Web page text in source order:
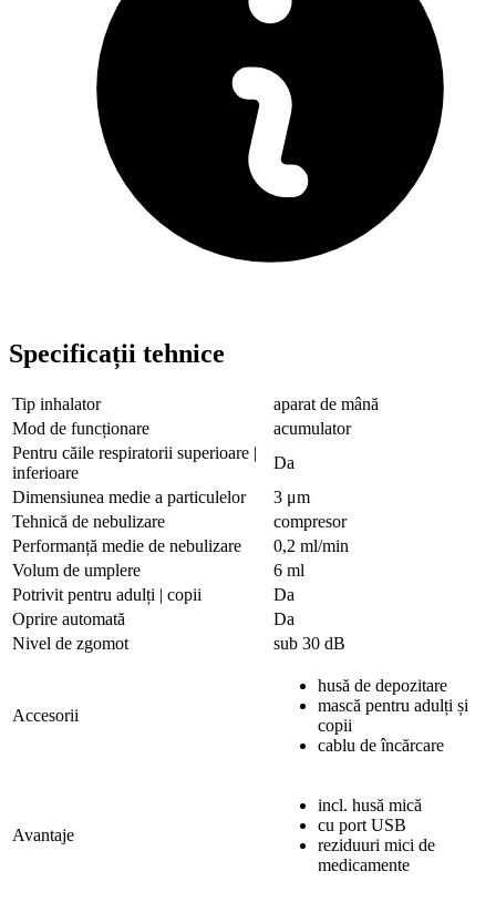
Specificații tehnice
Tip inhalator
aparat de mână
Mod de funcționare
acumulator
Pentru căile respiratorii superioare |
inferioare
Da
Dimensiunea medie a particulelor
3 μm
Tehnică de nebulizare
compresor
Performanță medie de nebulizare
0,2 ml/min
Volum de umplere
6 ml
Potrivit pentru adulți | copii
Da
Oprire automată
Da
Nivel de zgomot
sub 30 dB
Accesorii
husă de depozitare
mască pentru adulți și
copii
cablu de încărcare
Avantaje
incl. husă mică
cu port USB
reziduuri mici de
medicamente